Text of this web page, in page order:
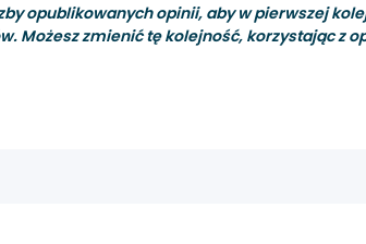
opublikowanych opinii, aby w pierwszej
Możesz zmienić tę kolejność, korzystając z